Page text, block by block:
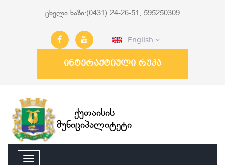
ცხელი ხაზი:(0431) 24-26-51, 595250309
English
ინტერაქტიული რუკა
ქუთაისის
მუნიციპალიტეტი